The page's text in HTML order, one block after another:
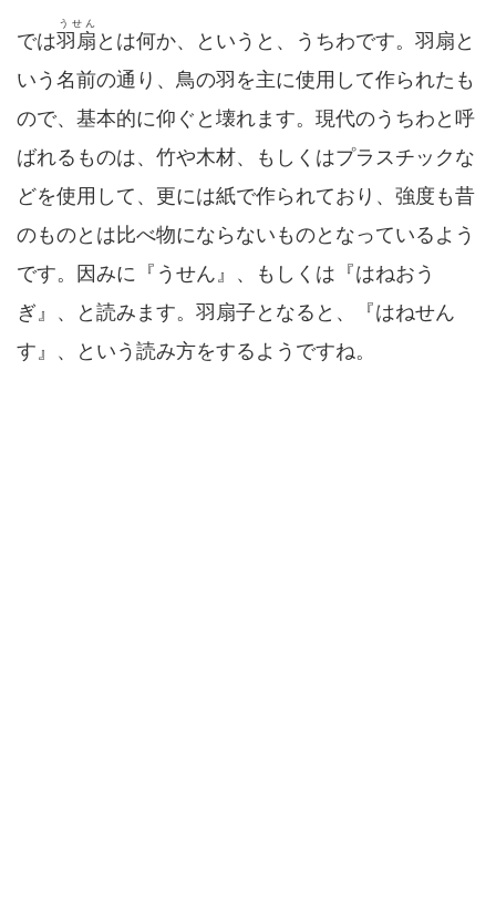
では羽扇
うせん
とは何か、というと、うちわです。羽扇と
いう名前の通り、鳥の羽を主に使用して作られたも
ので、基本的に仰ぐと壊れます。現代のうちわと呼
ばれるものは、竹や木材、もしくはプラスチックな
どを使用して、更には紙で作られており、強度も昔
のものとは比べ物にならないものとなっているよう
です。因みに『うせん』、もしくは『はねおう
ぎ』、と読みます。羽扇子となると、『はねせん
す』、という読み方をするようですね。